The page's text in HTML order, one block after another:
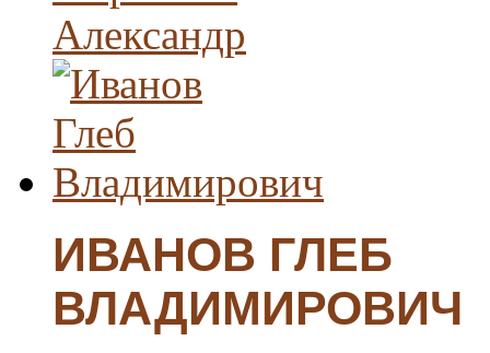
ИВАНОВ ГЛЕБ
ВЛАДИМИРОВИЧ